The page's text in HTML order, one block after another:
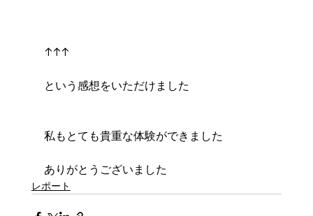
↑↑↑
という感想をいただけました
私もとても貴重な体験ができました
ありがとうございました
レポート